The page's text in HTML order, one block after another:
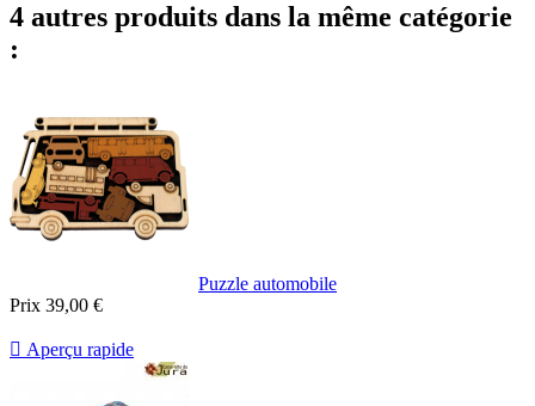
4 autres produits dans la même catégorie
:
Puzzle automobile
Prix 39,00 €
 Aperçu rapide